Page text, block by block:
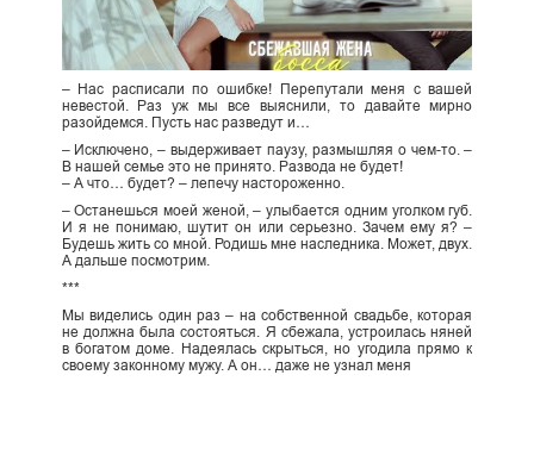
– Нас расписали по ошибке! Перепутали меня с вашей
невестой. Раз уж мы все выяснили, то давайте мирно
разойдемся. Пусть нас разведут и…
– Исключено, – выдерживает паузу, размышляя о чем-то. –
В нашей семье это не принято. Развода не будет!
– А что… будет? – лепечу настороженно.
– Останешься моей женой, – улыбается одним уголком губ.
И я не понимаю, шутит он или серьезно. Зачем ему я? –
Будешь жить со мной. Родишь мне наследника. Может, двух.
А дальше посмотрим.
***
Мы виделись один раз – на собственной свадьбе, которая
не должна была состояться. Я сбежала, устроилась няней
в богатом доме. Надеялась скрыться, но угодила прямо к
своему законному мужу. А он… даже не узнал меня